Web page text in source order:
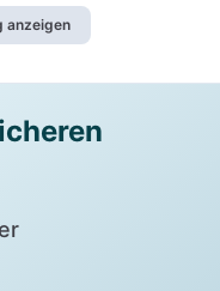
anzeigen